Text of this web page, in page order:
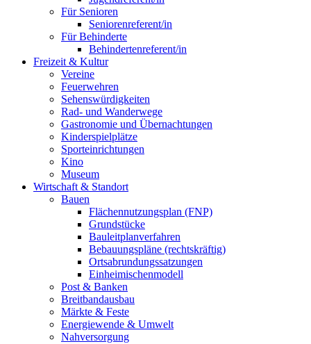
Für Senioren
Seniorenreferent/in
Für Behinderte
Behindertenreferent/in
Freizeit & Kultur
Vereine
Feuerwehren
Sehenswürdigkeiten
Rad- und Wanderwege
Gastronomie und Übernachtungen
Kinderspielplätze
Sporteinrichtungen
Kino
Museum
Wirtschaft & Standort
Bauen
Flächennutzungsplan (FNP)
Grundstücke
Bauleitplanverfahren
Bebauungspläne (rechtskräftig)
Ortsabrundungssatzungen
Einheimischenmodell
Post & Banken
Breitbandausbau
Märkte & Feste
Energiewende & Umwelt
Nahversorgung